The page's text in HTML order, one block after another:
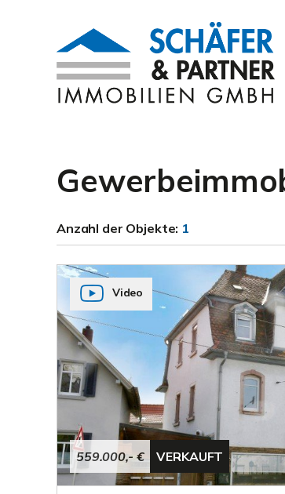
Anzahl der Objekte: 1
559.000,- € VERKAUFT
Video